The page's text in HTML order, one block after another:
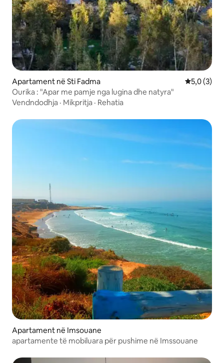
Apartament në Sti Fadma Vlerësimi
5,0 (3)
Ourika : "Apar me pamje nga lugina dhe natyra"
Vendndodhja · Mikpritja · Rehatia
Apartament në Imsouane
apartamente të mobiluara për pushime në Imssouane